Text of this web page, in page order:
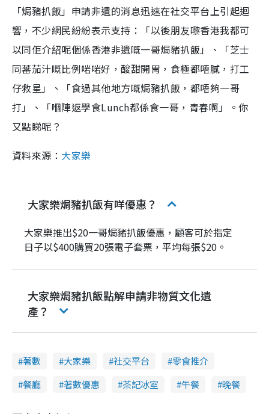
「焗豬扒飯」申請非遺的消息迅速在社交平台上引起迴
響，不少網民紛紛表示支持：「以後朋友嚟香港我都可
以同佢介紹呢個係香港非遺嘅一哥焗豬扒飯」、「芝士
同蕃茄汁嘅比例啱啱好，酸甜開胃，食極都唔膩，打工
仔救星」、「食過其他地方嘅焗豬扒飯，都唔夠一哥
打」、「嗰陣返學食Lunch都係食一哥，青春啊」。你
又點睇呢？
資料來源： 大家樂
大家樂焗豬扒飯有咩優惠？
大家樂推出$20一哥焗豬扒飯優惠，顧客可於指定
日子以$400購買20張電子套票，平均每張$20。
大家樂焗豬扒飯點解申請非物質文化遺
產？
著數 大家樂 社交平台
零食推介
餐廳
著數優惠 茶記冰室 午餐 晚餐